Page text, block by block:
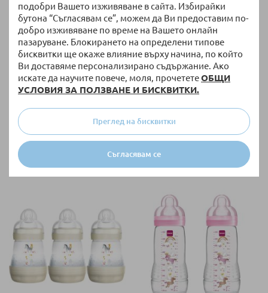
подобри Вашето изживяване в сайта. Избирайки
бутона “Съгласявам се”, можем да Ви предоставим по-
добро изживяване по време на Вашето онлайн
пазаруване. Блокирането на определени типове
бисквитки ще окаже влияние върху начина, по който
Ви доставяме персонализирано съдържание. Ако
искате да научите повече, моля, прочететеОБЩИ
УСЛОВИЯ ЗА ПОЛЗВАНЕ И БИСКВИТКИ.
Съгласявам се
Преглед на бисквитки
НАЛИЧНО
Комплект шишета МАМ Easy
Active Bottle 330ml 2бр.
25,51 €/49,89 лв.
НАЛИЧНО
Комплект шишета MAM Easy
Start Anti-Colic Bottle 260ml
42,39 €/82,91 лв.